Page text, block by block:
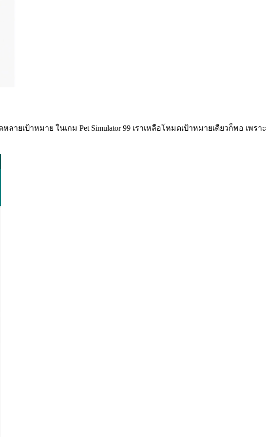
ยเป้าหมาย ในเกม Pet Simulator 99 เราเหลือโหมดเป้าหมายเดียวก็พอ เพ